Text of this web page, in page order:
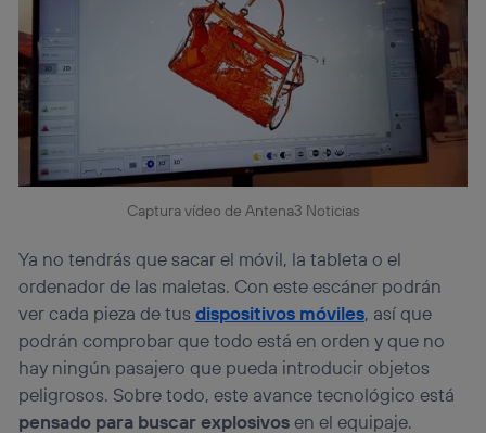
Captura vídeo de Antena3 Noticias
Ya no tendrás que sacar el móvil, la tableta o el
ordenador de las maletas. Con este escáner podrán
ver cada pieza de tusdispositivos móviles, así que
podrán comprobar que todo está en orden y que no
hay ningún pasajero que pueda introducir objetos
peligrosos. Sobre todo, este avance tecnológico está
pensado para buscar explosivosen el equipaje.